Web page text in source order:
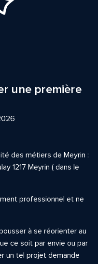
une première
des métiers de Meyrin :
1217 Meyrin ( dans le
professionnel et ne
à se réorienter au
ce soit par envie ou par
un tel projet demande